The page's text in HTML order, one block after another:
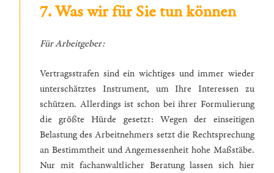
7. Was wir für Sie tun können
Für Arbeitgeber:
Vertragsstrafen sind ein wichtiges und immer wieder
unterschätztes Instrument, um Ihre Interessen zu
schützen. Allerdings ist schon bei ihrer Formulierung
die größte Hürde gesetzt: Wegen der einseitigen
Belastung des Arbeitnehmers setzt die Rechtsprechung
an Bestimmtheit und Angemessenheit hohe Maßstäbe.
Nur mit fachanwaltlicher Beratung lassen sich hier